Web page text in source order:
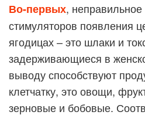
Во-первых,
стимуляторов появления
ягодицах – это шлаки и
задерживающиеся в
выводу способствуют
клетчатку, это овощи,
зерновые и бобовые.